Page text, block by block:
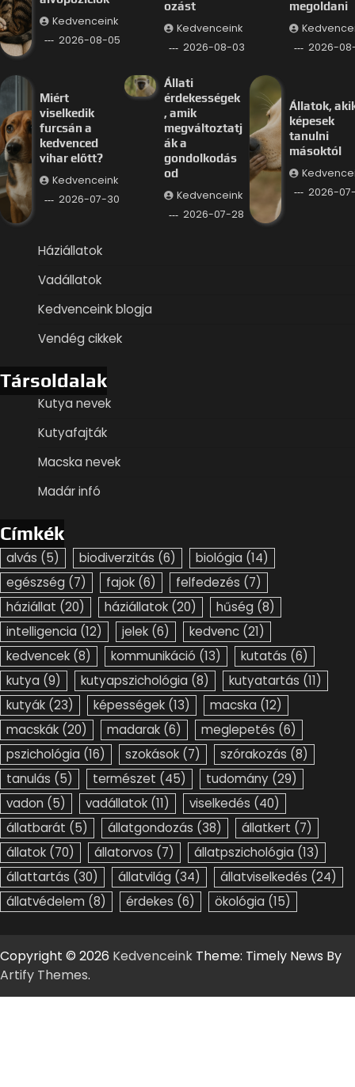
Kedvenceink
2026-08-05
ozást
Kedvenceink
2026-08-03
megoldani
2026-
Miért
viselkedik
furcsán a
kedvenced
vihar előtt?
Kedvenceink
2026-07-30
Állati
érdekességek
, amik
megváltoztatj
ák a
gondolkodás
od
Kedvenceink
2026-07-28
Állatok,
képesek
tanulni
másoktól
2026-
Háziállatok
Vadállatok
Kedvenceink blogja
Vendég cikkek
Társoldalak
Kutya nevek
Kutyafajták
Macska nevek
Madár infó
Címkék
alvás (5) biodiverzitás (6) biológia (14)
egészség (7) fajok (6) felfedezés (7)
háziállat (20) háziállatok (20) hűség (8)
intelligencia (12) jelek (6) kedvenc (21)
kedvencek (8) kommunikáció (13) kutatás (6)
kutya (9) kutyapszichológia (8) kutyatartás (11)
kutyák (23) képességek (13) macska (12)
macskák (20) madarak (6) meglepetés (6)
pszichológia (16) szokások (7) szórakozás (8)
tanulás (5) természet (45) tudomány (29)
vadon (5) vadállatok (11) viselkedés (40)
állatbarát (5) állatgondozás (38) állatkert (7)
állatok (70) állatorvos (7) állatpszichológia (13)
állattartás (30) állatvilág (34) állatviselkedés (24)
állatvédelem (8) érdekes (6) ökológia (15)
Copyright © 2026 Kedvenceink Theme: Timely News By
Artify Themes.